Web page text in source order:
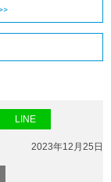
LINE
2023年12月25日